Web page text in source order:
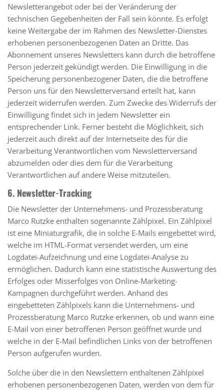
Newsletterangebot oder bei der Veränderung der
technischen Gegebenheiten der Fall sein könnte. Es erfolgt
keine Weitergabe der im Rahmen des Newsletter-Dienstes
erhobenen personenbezogenen Daten an Dritte. Das
Abonnement unseres Newsletters kann durch die betroffene
Person jederzeit gekündigt werden. Die Einwilligung in die
Speicherung personenbezogener Daten, die die betroffene
Person uns für den Newsletterversand erteilt hat, kann
jederzeit widerrufen werden. Zum Zwecke des Widerrufs der
Einwilligung findet sich in jedem Newsletter ein
entsprechender Link. Ferner besteht die Möglichkeit, sich
jederzeit auch direkt auf der Internetseite des für die
Verarbeitung Verantwortlichen vom Newsletterversand
abzumelden oder dies dem für die Verarbeitung
Verantwortlichen auf andere Weise mitzuteilen.
6. Newsletter-Tracking
Die Newsletter der Unternehmens- und Prozessberatung
Marco Rutzke enthalten sogenannte Zählpixel. Ein Zählpixel
ist eine Miniaturgrafik, die in solche E-Mails eingebettet wird,
welche im HTML-Format versendet werden, um eine
Logdatei-Aufzeichnung und eine Logdatei-Analyse zu
ermöglichen. Dadurch kann eine statistische Auswertung des
Erfolges oder Misserfolges von Online-Marketing-
Kampagnen durchgeführt werden. Anhand des
eingebetteten Zählpixels kann die Unternehmens- und
Prozessberatung Marco Rutzke erkennen, ob und wann eine
E-Mail von einer betroffenen Person geöffnet wurde und
welche in der E-Mail befindlichen Links von der betroffenen
Person aufgerufen wurden.
Solche über die in den Newslettern enthaltenen Zählpixel
erhobenen personenbezogenen Daten, werden von dem für